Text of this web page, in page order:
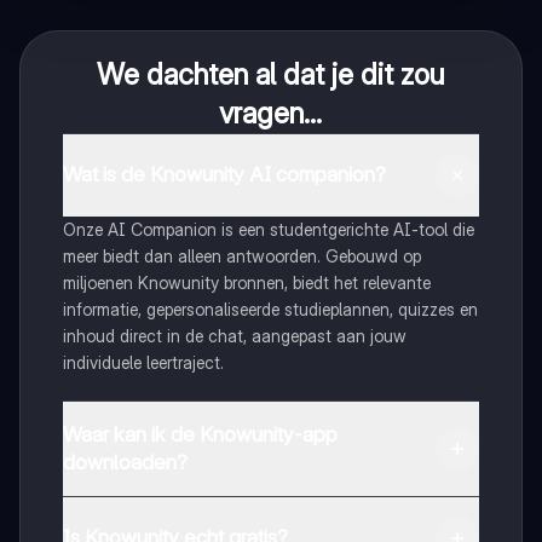
We dachten al dat je dit zou
vragen...
Onze AI Companion is een studentgerichte AI-tool die
meer biedt dan alleen antwoorden. Gebouwd op
miljoenen Knowunity bronnen, biedt het relevante
informatie, gepersonaliseerde studieplannen, quizzes en
inhoud direct in de chat, aangepast aan jouw
individuele leertraject.